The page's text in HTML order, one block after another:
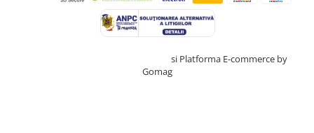
si Platforma E-commerce by
Gomag